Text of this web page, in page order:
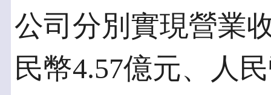
公司分別實現營業
民幣4.57億元、人